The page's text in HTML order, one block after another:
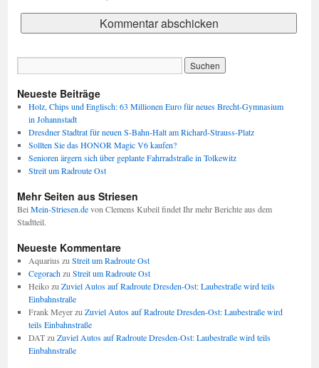
Neueste Beiträge
Holz, Chips und Englisch: 63 Millionen Euro für neues Brecht-Gymnasium
in Johannstadt
Dresdner Stadtrat für neuen S-Bahn-Halt am Richard-Strauss-Platz
Sollten Sie das HONOR Magic V6 kaufen?
Senioren ärgern sich über geplante Fahrradstraße in Tolkewitz
Streit um Radroute Ost
Mehr Seiten aus Striesen
BeiMein-Striesen.devon Clemens Kubeil findet Ihr mehr Berichte aus dem
Stadtteil.
Neueste Kommentare
Aquarius zuStreit um Radroute Ost
CegorachzuStreit um Radroute Ost
HeikozuZuviel Autos auf Radroute Dresden-Ost: Laubestraße wird teils
Einbahnstraße
Frank MeyerzuZuviel Autos auf Radroute Dresden-Ost: Laubestraße wird
teils Einbahnstraße
DATzuZuviel Autos auf Radroute Dresden-Ost: Laubestraße wird teils
Einbahnstraße